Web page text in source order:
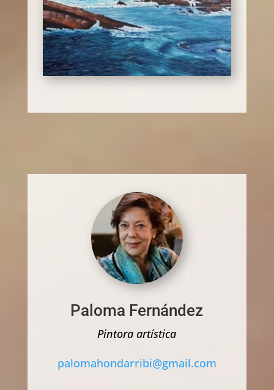
Paloma Fernández
Pintora artística
palomahondarribi@gmail.com